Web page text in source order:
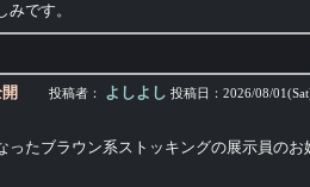
みです。
投稿者： よしよし 投稿日： 2026/08/
ったブラウン系ストッキングの展示員の